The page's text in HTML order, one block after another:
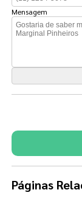
Mensagem
Páginas